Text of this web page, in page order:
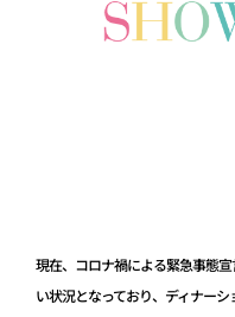
現在、コロナ禍による緊急事態
い状況となっており、ディナー